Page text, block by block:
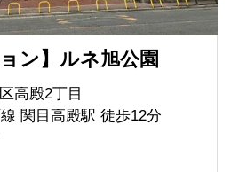
ン】ルネ旭公園
高殿2丁目
関目高殿駅 徒歩12分